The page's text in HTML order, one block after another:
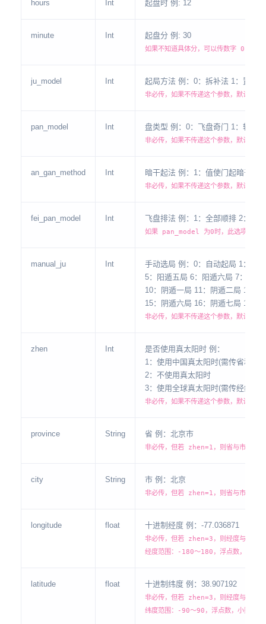
hours Int 起盘时 例: 12
minute Int 起盘分 例: 30
如果不知道具体分，可以传数字 0
ju_model Int 起局方法 例：0：拆补法 1：置
非必传，如果不传递这个参数，默认0
pan_model Int 盘类型 例：0：飞盘奇门 1：转
非必传，如果不传递这个参数，默认1
an_gan_method Int 暗干起法 例：1：值使门起暗干
非必传，如果不传递这个参数，默认1
fei_pan_model Int 飞盘排法 例：1：全部顺排 2：
如果 pan_model 为0时，此选项择为必
manual_ju Int
手动选局 例：0：自动起局 1：阳
5：阳遁五局 6：阳遁六局 7：阳
10：阴遁一局 11：阴遁二局 12：
15：阴遁六局 16：阴遁七局 17：
非必传，如果不传递这个参数，默认0，
zhen Int
是否使用真太阳时 例：
1：使用中国真太阳时(需传省和市)
2：不使用真太阳时
3：使用全球真太阳时(需传经纬
非必传，如果不传递这个参数，默认2
province String 省 例：北京市
非必传，但若 zhen=1，则省与市皆为
city String 市 例：北京
非必传，但若 zhen=1，则省与市皆为
longitude float 十进制经度 例：-77.036871
非必传，但若 zhen=3，则经度与纬度
经度范围：-180～180，浮点数，小数
latitude float 十进制纬度 例：38.907192
非必传，但若 zhen=3，则经度与纬度
纬度范围：-90～90，浮点数，小数点后